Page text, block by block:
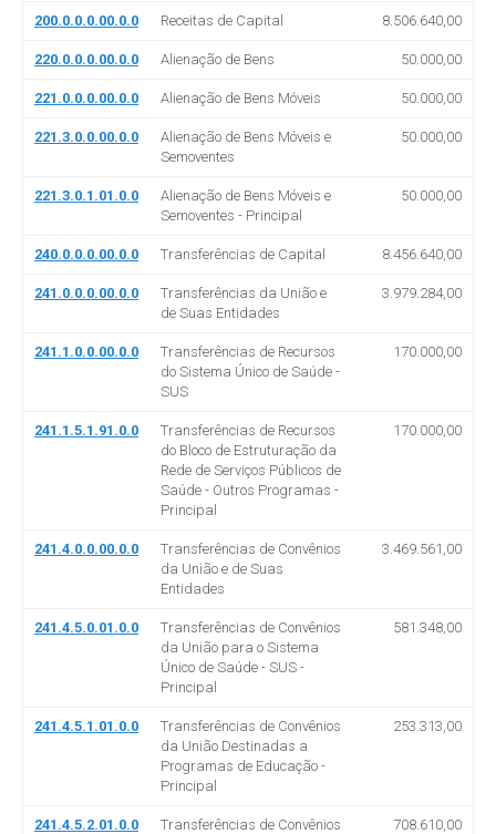
200.0.0.0.00.0.0 Receitas de Capital 8.506.640,00
220.0.0.0.00.0.0 Alienação de Bens 50.000,00
221.0.0.0.00.0.0 Alienação de Bens Móveis 50.000,00
221.3.0.0.00.0.0
Alienação de Bens Móveis e
Semoventes
50.000,00
221.3.0.1.01.0.0
Alienação de Bens Móveis e
Semoventes - Principal
50.000,00
240.0.0.0.00.0.0 Transferências de Capital 8.456.640,00
241.0.0.0.00.0.0
Transferências da União e
de Suas Entidades
3.979.284,00
241.1.0.0.00.0.0
Transferências de Recursos
do Sistema Único de Saúde -
SUS
170.000,00
241.1.5.1.91.0.0
Transferências de Recursos
do Bloco de Estruturação da
Rede de Serviços Públicos de
Saúde - Outros Programas -
Principal
170.000,00
241.4.0.0.00.0.0
Transferências de Convênios
da União e de Suas
Entidades
3.469.561,00
241.4.5.0.01.0.0
Transferências de Convênios
da União para o Sistema
Único de Saúde - SUS -
Principal
581.348,00
241.4.5.1.01.0.0
Transferências de Convênios
da União Destinadas a
Programas de Educação -
Principal
253.313,00
241.4.5.2.01.0.0
Transferências de Convênios
708.610,00